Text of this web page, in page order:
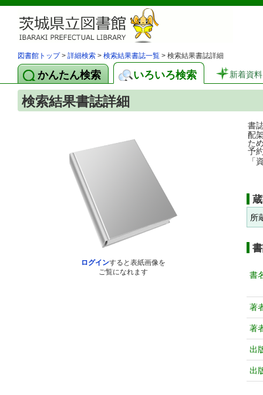
図書館トップ> 詳細検索 > 検索結果書誌一覧 > 検索結果書誌詳細
かんたん検索 いろいろ検索 新着資料
検索結果書誌詳細
ログインすると表紙画像を
ご覧になれます
書
配
た
予
「
所
書
著
著
出
出